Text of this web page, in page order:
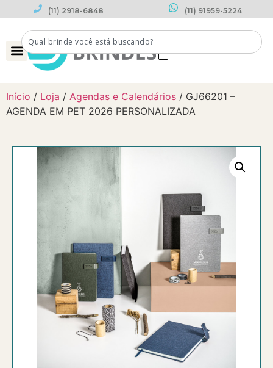
(11) 2918-6848 (11) 91959-5224
Início / Loja / Agendas e Calendários / GJ66201 –
AGENDA EM PET 2026 PERSONALIZADA